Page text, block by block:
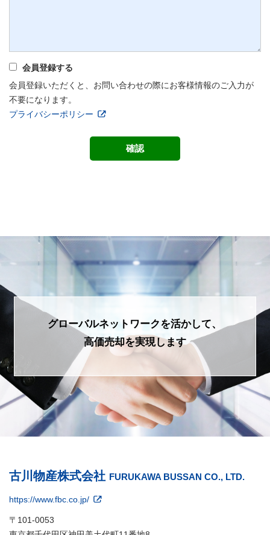
会員登録する
会員登録いただくと、お問い合わせの際にお客様情報のご入力が
不要になります。
プライバシーポリシー
グローバルネットワークを活かして、
高価売却を実現します
古川物産株式会社 FURUKAWA BUSSAN CO., LTD.
https://www.fbc.co.jp/
〒101-0053